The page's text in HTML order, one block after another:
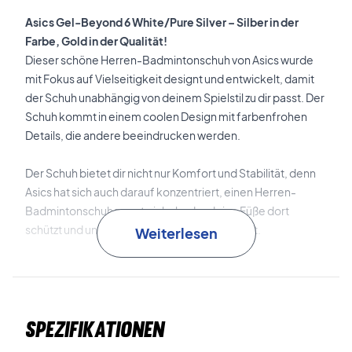
Asics Gel-Beyond 6 White/Pure Silver – Silber in der
Farbe, Gold in der Qualität!
Dieser schöne Herren-Badmintonschuh von Asics wurde
mit Fokus auf Vielseitigkeit designt und entwickelt, damit
der Schuh unabhängig von deinem Spielstil zu dir passt. Der
Schuh kommt in einem coolen Design mit farbenfrohen
Details, die andere beeindrucken werden.
Der Schuh bietet dir nicht nur Komfort und Stabilität, denn
Asics hat sich auch darauf konzentriert, einen Herren-
Badmintonschuh zu entwickeln, der deine Füße dort
schützt und unterstützt, wo es am nötigsten ist.
Weiterlesen
Spezifikationen